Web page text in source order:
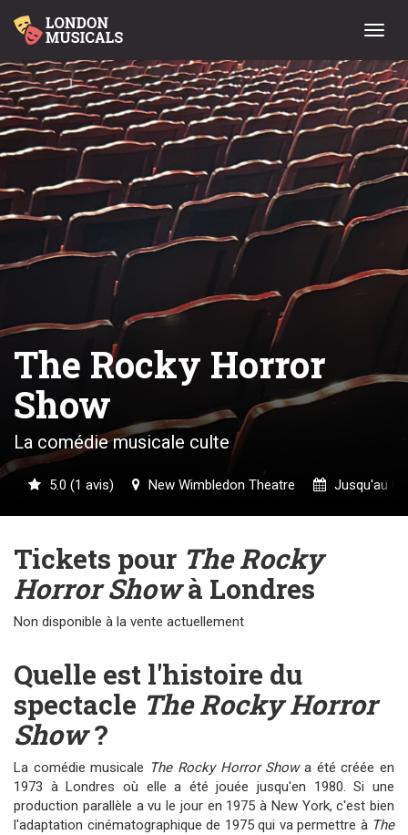
Menu
The Rocky Horror
Show
La comédie musicale culte
5.0 (1 avis) New Wimbledon Theatre Jusqu'au
Tickets pour The Rocky
Horror Showà Londres
Non disponible à la vente actuellement
Quelle est l'histoire du
spectacle The Rocky Horror
Show?
La comédie musicale The Rocky Horror Showa été créée en
1973 à Londres où elle a été jouée jusqu'en 1980. Si une
production parallèle a vu le jour en 1975 à New York, c'est bien
l'adaptation cinématographique de 1975 qui va permettre à The